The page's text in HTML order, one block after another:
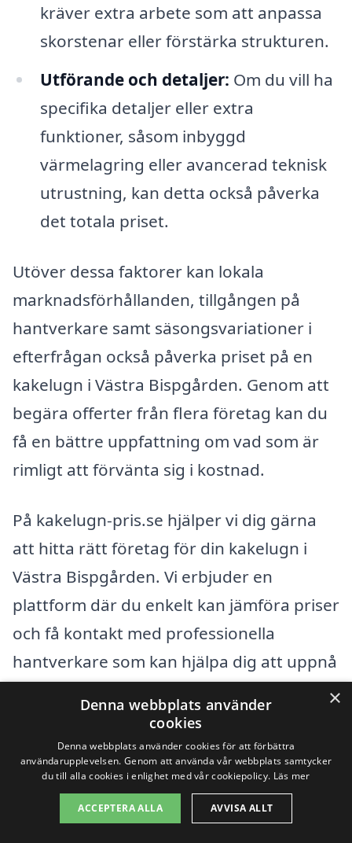
kräver extra arbete som att anpassa
skorstenar eller förstärka strukturen.
Utförande och detaljer: Om du vill ha
specifika detaljer eller extra
funktioner, såsom inbyggd
värmelagring eller avancerad teknisk
utrustning, kan detta också påverka
det totala priset.
Utöver dessa faktorer kan lokala
marknadsförhållanden, tillgången på
hantverkare samt säsongsvariationer i
efterfrågan också påverka priset på en
kakelugn i Västra Bispgården. Genom att
begära offerter från flera företag kan du
få en bättre uppfattning om vad som är
rimligt att förvänta sig i kostnad.
På kakelugn-pris.se hjälper vi dig gärna
att hitta rätt företag för din kakelugn i
Västra Bispgården. Vi erbjuder en
plattform där du enkelt kan jämföra priser
och få kontakt med professionella
hantverkare som kan hjälpa dig att uppnå
dina visioner för ditt hem. Tveka inte att
kontakta oss för att få de bästa
alternativen för din kakelugn!
Få 3 erbjudanden, gratis och utan
förpliktelser
×
Denna webbplats använder
cookies
Denna webbplats använder cookies för att förbättra
användarupplevelsen. Genom att använda vår webbplats samtycker
du till alla cookies i enlighet med vår cookiepolicy. Läs mer
ACCEPTERA ALLA AVVISA ALLT